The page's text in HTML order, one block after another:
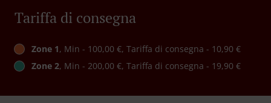
Tariffa di consegna
Zone 1, Min - 100,00 €, Tariffa di consegna - 10,90 €
Zone 2, Min - 200,00 €, Tariffa di consegna - 19,90 €